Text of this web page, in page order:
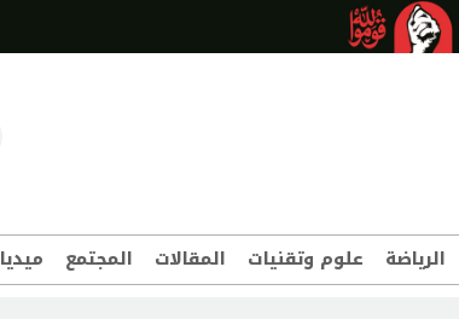
الرياضة علوم وتقنيات المقالات المجتمع ميديا